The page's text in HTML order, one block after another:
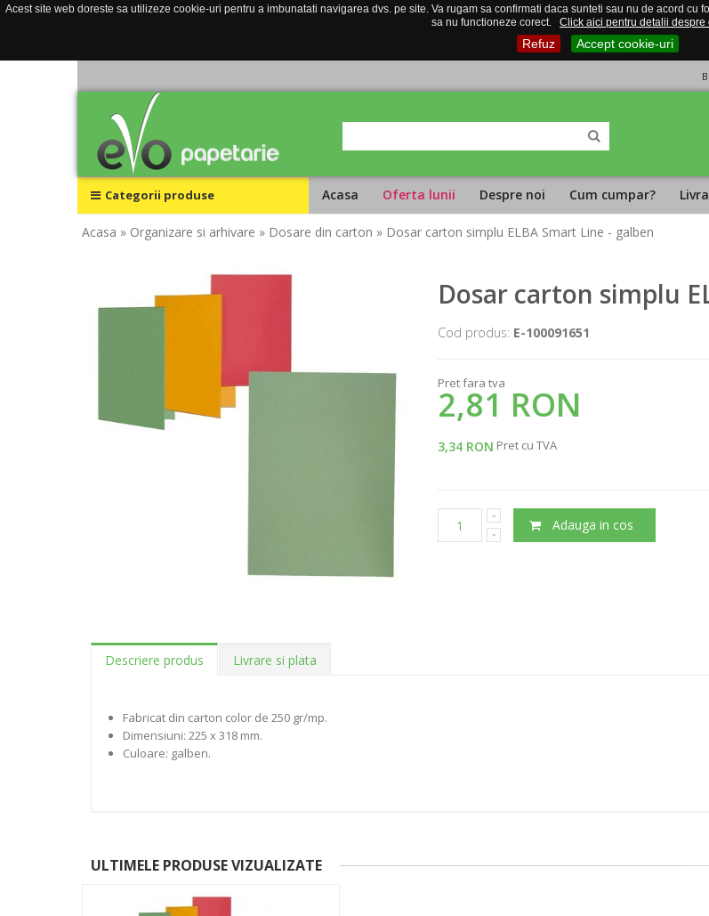
Acest site web doreste sa utilizeze cookie-uri pentru a imbunatati navigarea dvs. pe site. Va rugam sa confirmati daca sunteti sau nu de acord
sa nu functioneze corect.
Click aici pentru detalii despre
Refuz Accept cookie-uri
Categorii produse Acasa Oferta lunii Despre noi Cum cumpar?
Acasa » Organizare si arhivare » Dosare din carton » Dosar carton simplu ELBA Smart Line - galben
Dosar carton simplu
Cod produs: E-100091651
Pret fara tva
2,81 RON
3,34 RON Pret cu TVA
Adauga in cos
Descriere produs Livrare si plata
Fabricat din carton color de 250 gr/mp.
Dimensiuni: 225 x 318 mm.
Culoare: galben.
ULTIMELE PRODUSE VIZUALIZATE